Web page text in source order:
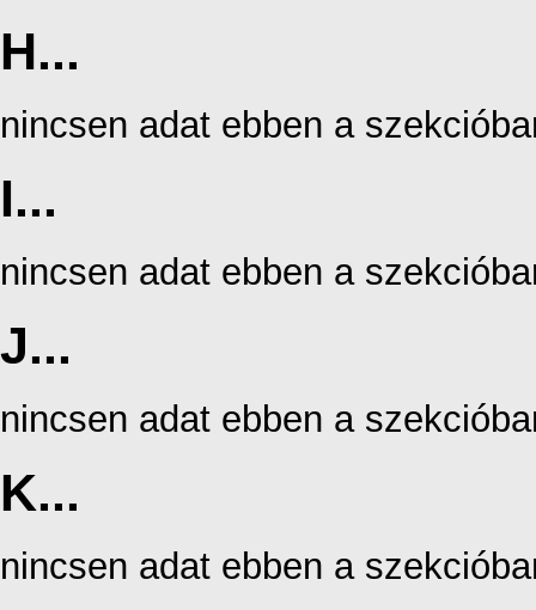
H...
nincsen adat ebben a
I...
nincsen adat ebben a
J...
nincsen adat ebben a
K...
nincsen adat ebben a